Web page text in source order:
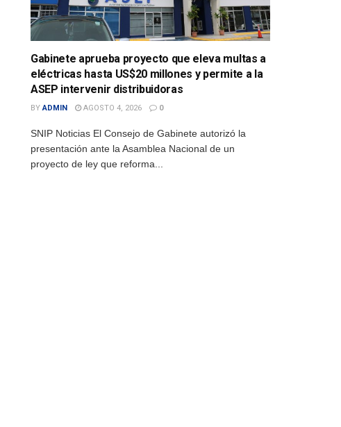
Gabinete aprueba proyecto que eleva multas a
eléctricas hasta US$20 millones y permite a la
ASEP intervenir distribuidoras
BY ADMIN AGOSTO 4, 2026 0
SNIP Noticias El Consejo de Gabinete autorizó la
presentación ante la Asamblea Nacional de un
proyecto de ley que reforma...